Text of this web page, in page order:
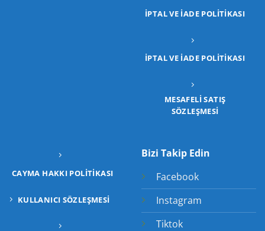
İPTAL VE İADE POLITIKASI
İPTAL VE İADE POLITIKASI
MESAFELİ SATIŞ
SÖZLEŞMESİ
CAYMA HAKKI POLITIKASI
KULLANICI SÖZLEŞMESI
Bizi Takip Edin
Facebook
Instagram
Tiktok